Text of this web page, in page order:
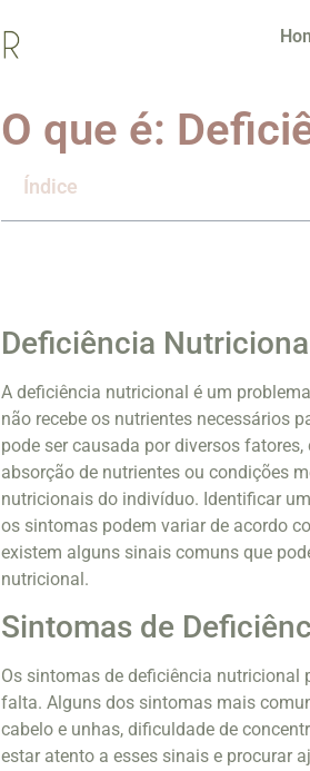
O que é:
Índice
Deficiência
A deficiência nutricional é um
não recebe os nutrientes necessários
pode ser causada por diversos
absorção de nutrientes ou condições
nutricionais do indivíduo. Identificar
os sintomas podem variar de acordo
existem alguns sinais comuns que
nutricional.
Sintomas de
Os sintomas de deficiência nutricional
falta. Alguns dos sintomas mais
cabelo e unhas, dificuldade de
estar atento a esses sinais e procurar